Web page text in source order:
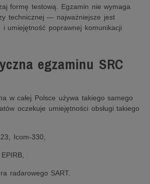
formę testową. Egzamin nie wymaga
technicznej — najważniejsze jest
i umiejętność poprawnej komunikacji
egzaminu SRC
w całej Polsce używa takiego samego
oczekuje umiejętności obsługi takiego
Icom-330,
radarowego SART.